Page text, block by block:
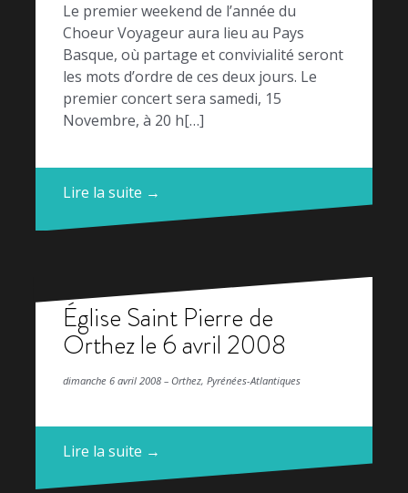
Le premier weekend de l’année du
Choeur Voyageur aura lieu au Pays
Basque, où partage et convivialité seront
les mots d’ordre de ces deux jours. Le
premier concert sera samedi, 15
Novembre, à 20 h[…]
Lire la suite →
Église Saint Pierre de
Orthez le 6 avril 2008
dimanche 6 avril 2008 – Orthez, Pyrénées-Atlantiques
Lire la suite →